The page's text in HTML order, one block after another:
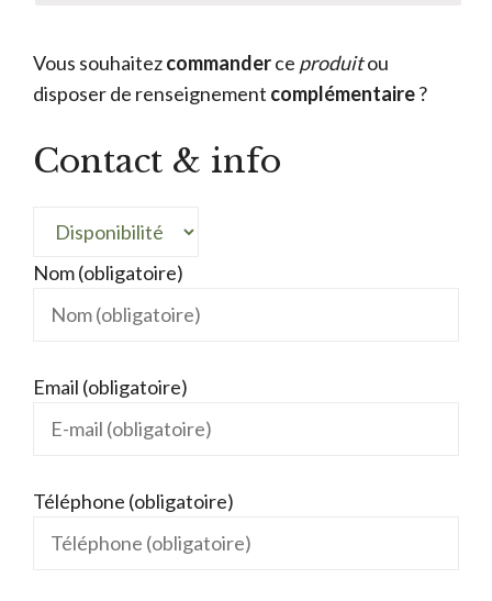
Vous souhaitezcommanderce produitou
disposer de renseignement complémentaire?
Contact & info
Nom (obligatoire)
Email (obligatoire)
Téléphone (obligatoire)